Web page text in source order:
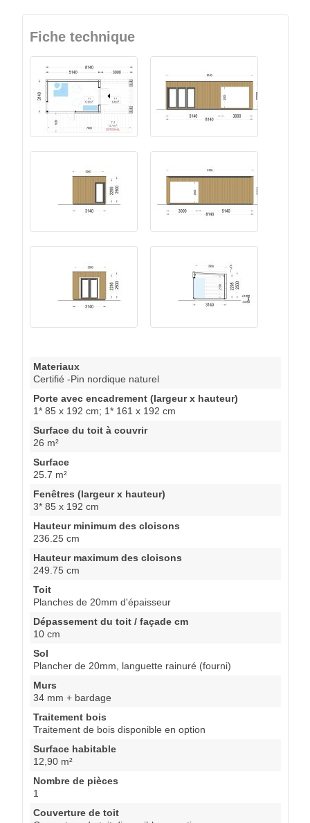
Fiche technique
Materiaux
Certifié -Pin nordique naturel
Porte avec encadrement (largeur x hauteur)
1* 85 x 192 cm; 1* 161 x 192 cm
Surface du toit à couvrir
26 m²
Surface
25.7 m²
Fenêtres (largeur x hauteur)
3* 85 x 192 cm
Hauteur minimum des cloisons
236.25 cm
Hauteur maximum des cloisons
249.75 cm
Toit
Planches de 20mm d'épaisseur
Dépassement du toit / façade cm
10 cm
Sol
Plancher de 20mm, languette rainuré (fourni)
Murs
34 mm + bardage
Traitement bois
Traitement de bois disponible en option
Surface habitable
12,90 m²
Nombre de pièces
1
Couverture de toit